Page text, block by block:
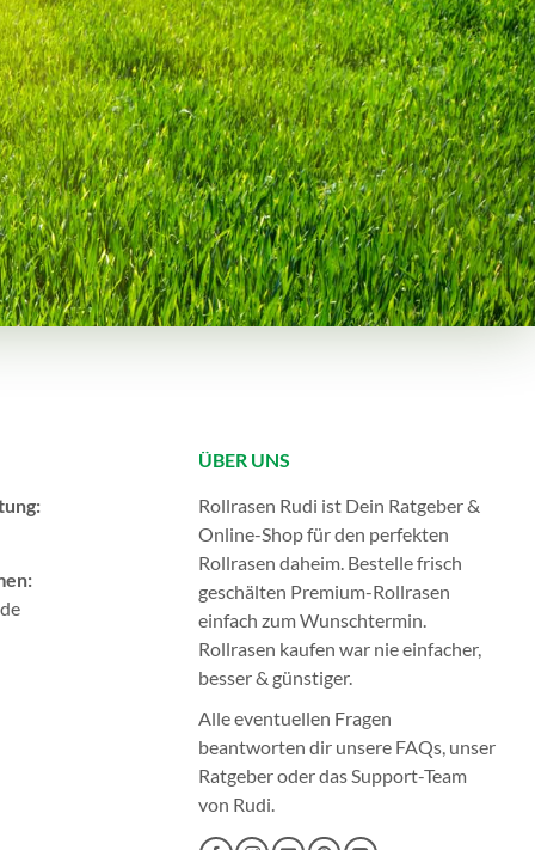
ÜBER UNS
Rollrasen Rudi ist Dein Ratgeber &
Online-Shop für den perfekten
Rollrasen daheim. Bestelle frisch
geschälten Premium-Rollrasen
einfach zum Wunschtermin.
Rollrasen kaufen war nie einfacher,
besser & günstiger.
Alle eventuellen Fragen
beantworten dir unsere FAQs, unser
Ratgeberoder dasSupport-Team
von Rudi.